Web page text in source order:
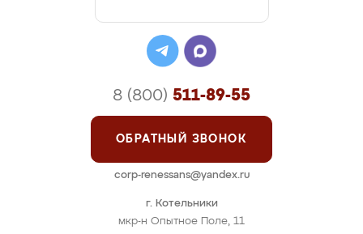
г. Котельники
мкр-н Опытное Поле, 11
8 (800) 511-89-55
ОБРАТНЫЙ ЗВОНОК
corp-renessans@yandex.ru